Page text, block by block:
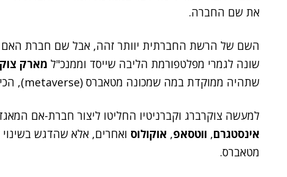
את שם החברה.
השם של הרשת החברתית יוותר זהה, אבל שם חברת האם
שונה לגמרי מפלטפורמת הליבה שייסד וממנכ"ל מארק
שתהיה ממוקדת במה שמכונה מטאברס (metaverse), הכיוון העתידי שאליו היא הולכת.
למעשה צוקרברג וקברניטיו החליטו ליצור חברת-אם
אינסטגרם, ווטסאפ, אוקולוס ואחרים, אלא שהדגש
מטאברס.